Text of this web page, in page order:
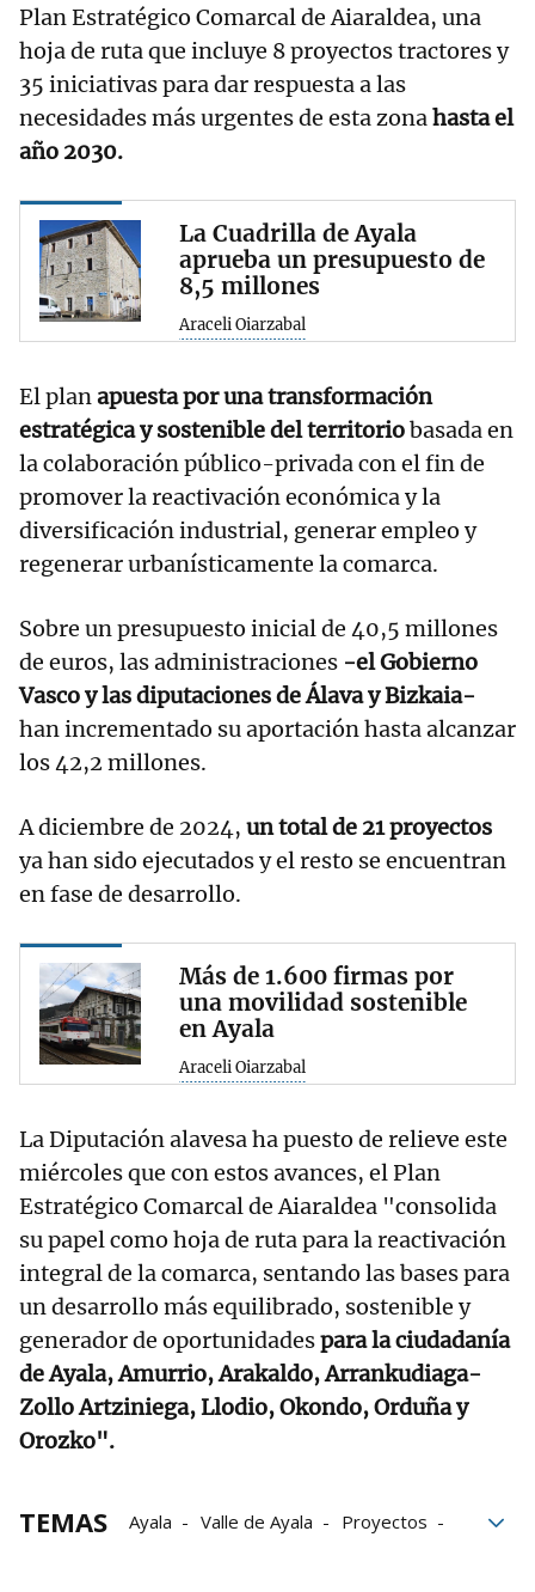
Plan Estratégico Comarcal de Aiaraldea, una
hoja de ruta que incluye 8 proyectos tractores y
35 iniciativas para dar respuesta a las
necesidades más urgentes de esta zonahasta el
año 2030.
La Cuadrilla de Ayala
aprueba un presupuesto de
8,5 millones
Araceli Oiarzabal
El planapuesta por una transformación
estratégica y sostenible del territoriobasada en
la colaboración público-privada con el fin de
promover la reactivación económica y la
diversificación industrial, generar empleo y
regenerar urbanísticamente la comarca.
Sobre un presupuesto inicial de 40,5 millones
de euros, las administraciones -el Gobierno
Vasco y las diputaciones de Álava y Bizkaia-
han incrementado su aportación hasta alcanzar
los 42,2 millones.
A diciembre de 2024, un total de 21 proyectos
ya han sido ejecutados y el resto se encuentran
en fase de desarrollo.
Más de 1.600 firmas por
una movilidad sostenible
en Ayala
Araceli Oiarzabal
La Diputación alavesa ha puesto de relieve este
miércoles que con estos avances, el Plan
Estratégico Comarcal de Aiaraldea "consolida
su papel como hoja de ruta para la reactivación
integral de la comarca, sentando las bases para
un desarrollo más equilibrado, sostenible y
generador de oportunidadespara la ciudadanía
de Ayala, Amurrio, Arakaldo, Arrankudiaga-
Zollo Artziniega, Llodio, Okondo, Orduña y
Orozko".
TEMAS Ayala Valle de Ayala
Proyectos